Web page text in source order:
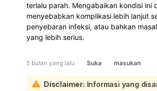
terlalu parah. Mengabaikan kondisi ini
menyebabkan komplikasi lebih lanjut
penyebaran infeksi, atau bahkan
yang lebih serius.
5 bulan yang lalu Suka masukan
Disclaimer: Informasi yang